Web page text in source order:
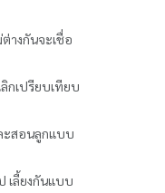
างกันจะเชื่อ
กเปรียบเทียบ
ะสอนลูกแบบ
เลี้ยงกันแบบ